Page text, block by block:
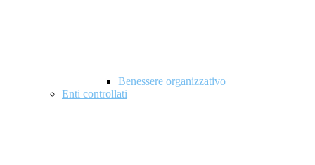
Benessere organizzativo
Enti controllati